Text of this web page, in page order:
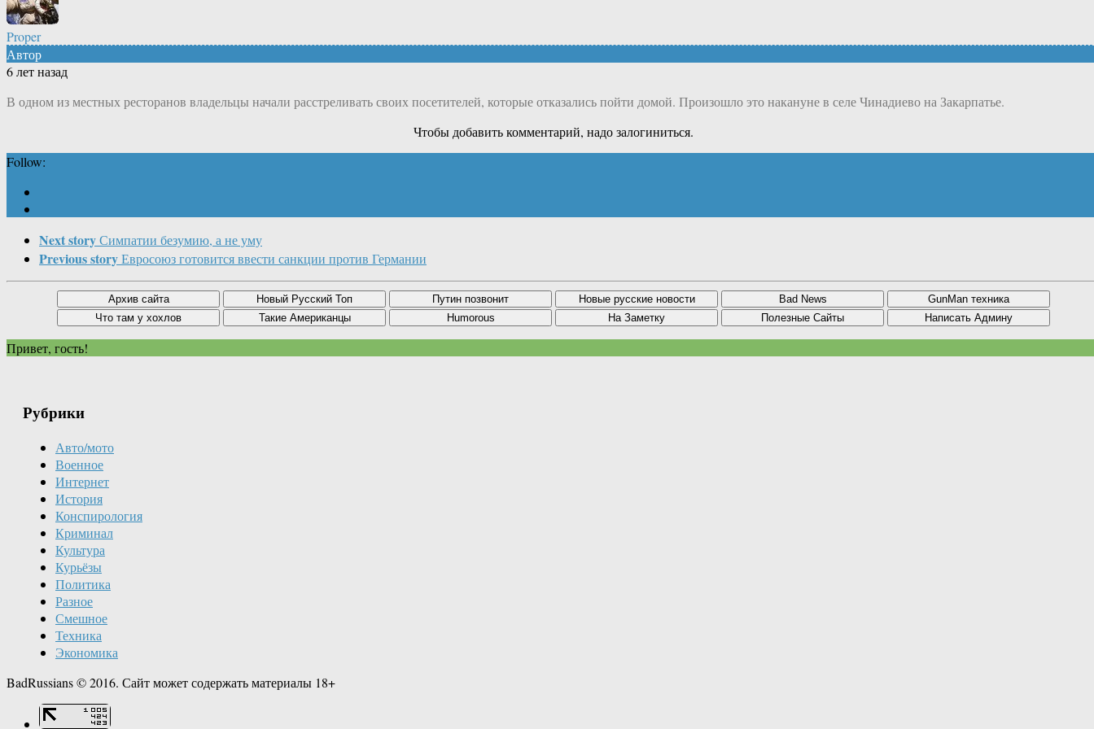
Proper
Автор
6 лет назад
В одном из местных ресторанов владельцы начали расстреливать своих посетителей, которые отказались пойти домой. Произошло это накануне в селе Чинадиево на Закарпатье.
Чтобы добавить комментарий, надо залогиниться.
Follow:
Next storyСимпатии безумию, а не уму
Previous storyЕвросоюз готовится ввести санкции против Германии
Привет, гость!
Рубрики
Авто/мото
Военное
Интернет
История
Конспирология
Криминал
Культура
Курьёзы
Политика
Разное
Смешное
Техника
Экономика
BadRussians © 2016. Сайт может содержать материалы 18+